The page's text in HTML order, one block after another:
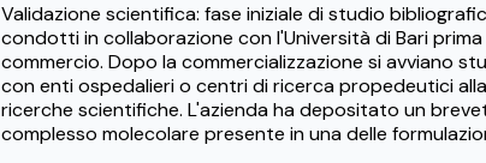
Validazione scientifica: fase iniziale di studio
condotti in collaborazione con l'Università di Bari prima
commercio. Dopo la commercializzazione si avviano
con enti ospedalieri o centri di ricerca propedeutici
ricerche scientifiche. L'azienda ha depositato un
complesso molecolare presente in una delle